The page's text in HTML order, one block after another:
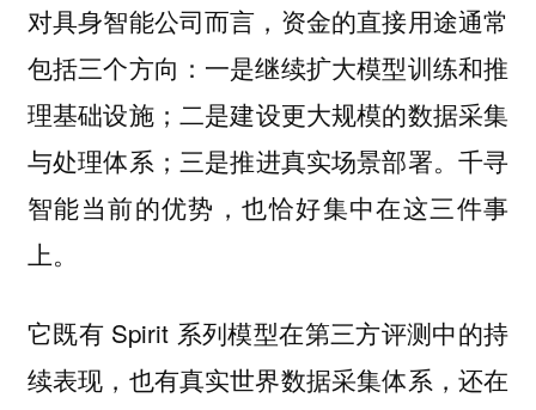
对具身智能公司而言，资金的直接用途通常
包括三个方向：一是继续扩大模型训练和推
理基础设施；二是建设更大规模的数据采集
与处理体系；三是推进真实场景部署。千寻
智能当前的优势，也恰好集中在这三件事
上。
它既有 Spirit 系列模型在第三方评测中的持
续表现，也有真实世界数据采集体系，还在